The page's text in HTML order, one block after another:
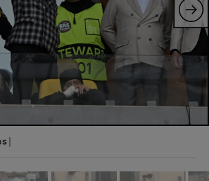
sporturi
2024
2026